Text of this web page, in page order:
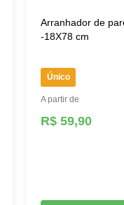
Arranhador de
-18X78 cm
Único
A partir de
R$ 59,90